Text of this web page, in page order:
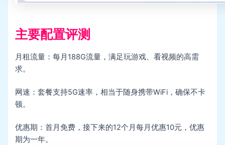
主要配置评测
月租流量：每月188G流量，满足玩游戏、看视频的高需
求。
网速：套餐支持5G速率，相当于随身携带WiFi，确保不卡
顿。
优惠期：首月免费，接下来的12个月每月优惠10元，优惠
期为一年。